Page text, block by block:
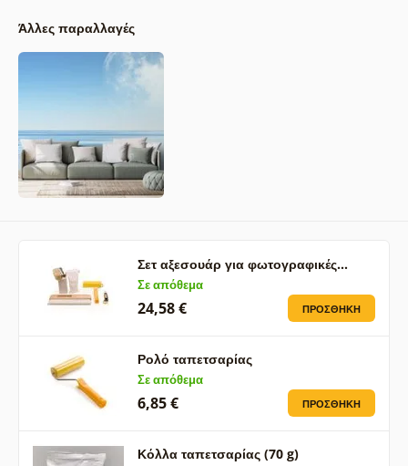
Άλλες παραλλαγές
Σετ αξεσουάρ για φωτογραφικές…
Σε απόθεμα
24,58 € ΠΡΟΣΘΉΚΗ
Ρολό ταπετσαρίας
Σε απόθεμα
6,85 € ΠΡΟΣΘΉΚΗ
Κόλλα ταπετσαρίας (70 g)